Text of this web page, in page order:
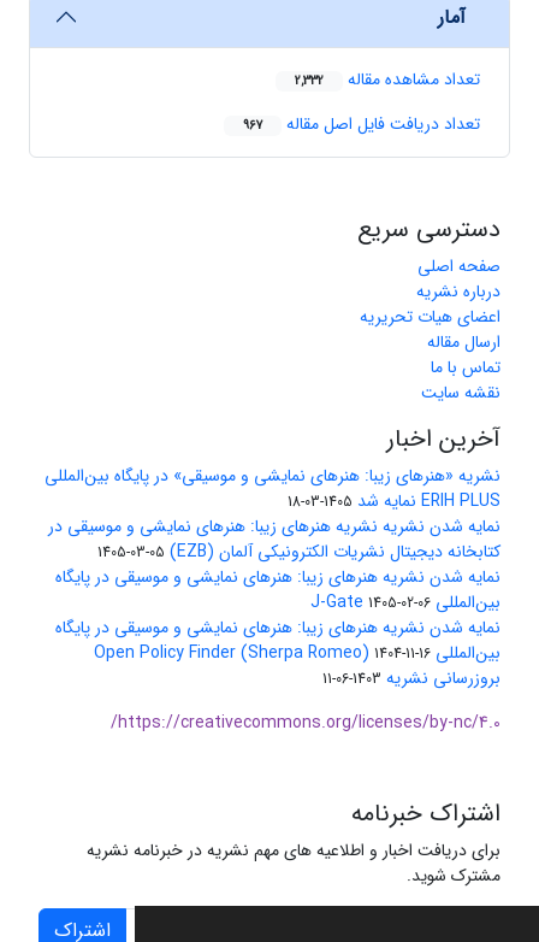
آمار
تعداد مشاهده مقاله 2,332
تعداد دریافت فایل اصل مقاله 967
دسترسی سریع
صفحه اصلی
درباره نشریه
اعضای هیات تحریریه
ارسال مقاله
تماس با ما
نقشه سایت
آخرین اخبار
نشریه «هنرهای زیبا: هنرهای نمایشی و موسیقی» در پایگاه بین‌المللی
ERIH PLUS نمایه شد
1405-03-18
نمایه شدن نشریه نشریه هنرهای زیبا: هنرهای نمایشی و موسیقی در
کتابخانه دیجیتال نشریات الکترونیکی آلمان (EZB)
1405-03-05
نمایه شدن نشریه هنرهای زیبا: هنرهای نمایشی و موسیقی در پایگاه
بین‌المللی J-Gate 1405-02-06
نمایه شدن نشریه هنرهای زیبا: هنرهای نمایشی و موسیقی در پایگاه
بین‌المللی Open Policy Finder (Sherpa Romeo) 1404-11-16
بروزرسانی نشریه 1403-06-11
https://creativecommons.org/licenses/by-nc/4.0/
اشتراک خبرنامه
برای دریافت اخبار و اطلاعیه های مهم نشریه در خبرنامه نشریه
مشترک شوید.
اشتراک